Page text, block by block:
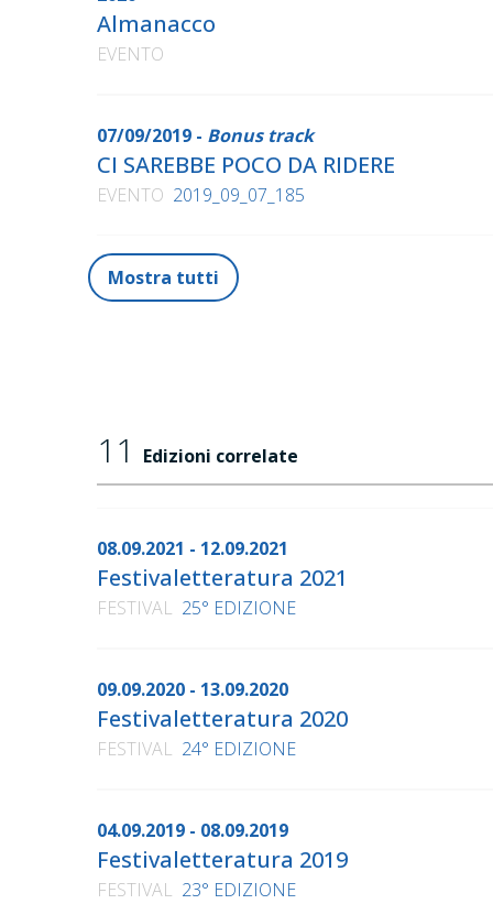
Un uomo fortunato
Mia madre e altre catastrofi
Torpedone trapiantati, Einaudi, 2018
I delitti della salina, Einaudi, 2020
Almanacco
EVENTO
07/09/2019 - Bonus track
CI SAREBBE POCO DA RIDERE
EVENTO 2019_09_07_185
Mostra tutti
11 Edizioni correlate
08.09.2021 - 12.09.2021
Festivaletteratura 2021
FESTIVAL 25° EDIZIONE
09.09.2020 - 13.09.2020
Festivaletteratura 2020
FESTIVAL 24° EDIZIONE
04.09.2019 - 08.09.2019
Festivaletteratura 2019
FESTIVAL 23° EDIZIONE